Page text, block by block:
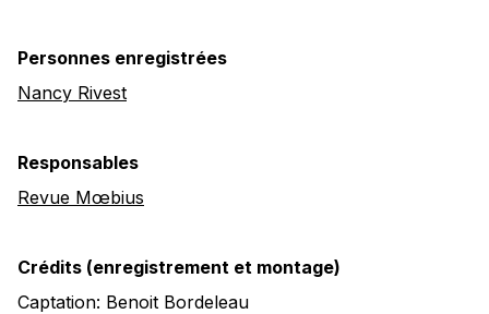
Personnes enregistrées
Nancy Rivest
Responsables
Revue Mœbius
Crédits (enregistrement et montage)
Captation: Benoit Bordeleau